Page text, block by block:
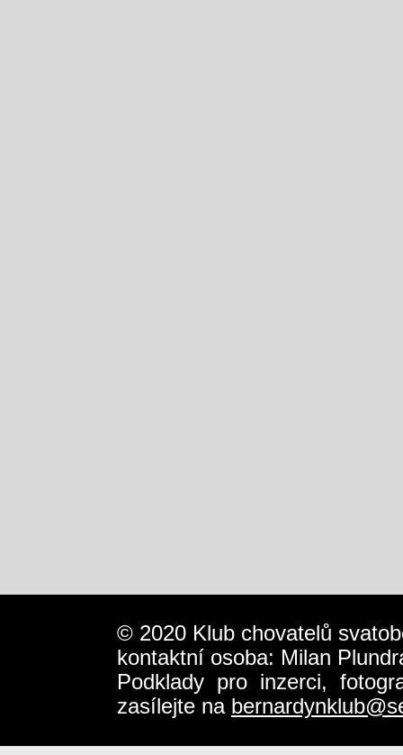
© 2020 Klub chovatelů
kontaktní osoba: Milan
Podklady pro inzerci,
zasílejte na